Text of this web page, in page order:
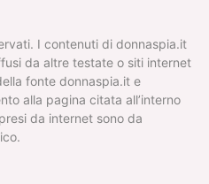
I contenuti di donnaspia.it
da altre testate o siti internet
fonte donnaspia.it e
alla pagina citata all’interno
da internet sono da